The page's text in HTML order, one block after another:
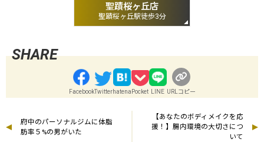
聖蹟桜ヶ丘店
聖蹟桜ヶ丘駅徒歩3分
FacebookTwitterhatena Pocket LINE URLコピー
府中のパーソナルジムに体脂
肪率５%の男がいた
【あなたのボディメイクを応
援！】腸内環境の大切さにつ
いて